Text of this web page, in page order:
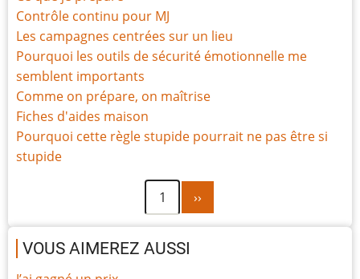
Contrôle continu pour MJ
Les campagnes centrées sur un lieu
Pourquoi les outils de sécurité émotionnelle me
semblent importants
Comme on prépare, on maîtrise
Fiches d'aides maison
Pourquoi cette règle stupide pourrait ne pas être si
stupide
1
suivante
››
VOUS AIMEREZ AUSSI